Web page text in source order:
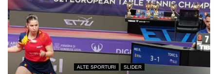
ALTE SPORTURI SLIDER